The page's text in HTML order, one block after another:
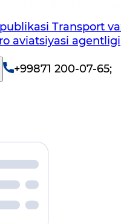
Transport
aviatsiyasi agentligi
+99871 200-07-65;